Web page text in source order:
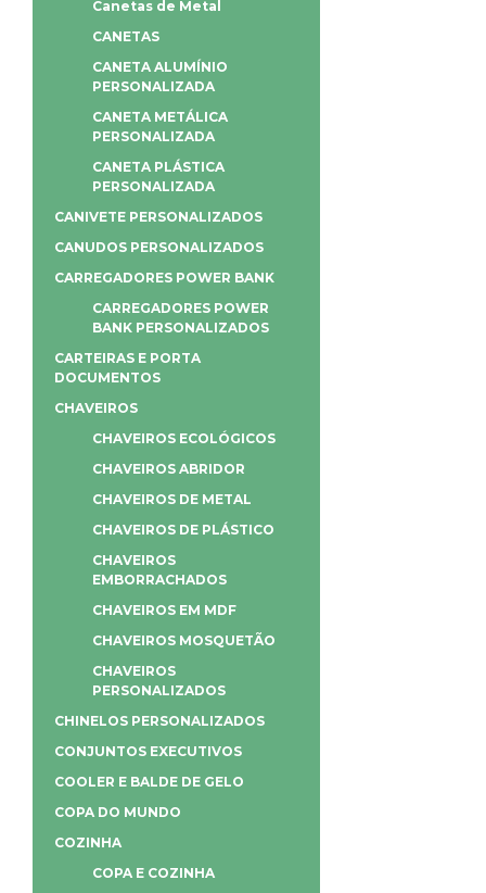
Canetas de Metal
CANETAS
CANETA ALUMÍNIO
PERSONALIZADA
CANETA METÁLICA
PERSONALIZADA
CANETA PLÁSTICA
PERSONALIZADA
CANIVETE PERSONALIZADOS
CANUDOS PERSONALIZADOS
CARREGADORES POWER BANK
CARREGADORES POWER
BANK PERSONALIZADOS
CARTEIRAS E PORTA
DOCUMENTOS
CHAVEIROS
CHAVEIROS ECOLÓGICOS
CHAVEIROS ABRIDOR
CHAVEIROS DE METAL
CHAVEIROS DE PLÁSTICO
CHAVEIROS
EMBORRACHADOS
CHAVEIROS EM MDF
CHAVEIROS MOSQUETÃO
CHAVEIROS
PERSONALIZADOS
CHINELOS PERSONALIZADOS
CONJUNTOS EXECUTIVOS
COOLER E BALDE DE GELO
COPA DO MUNDO
COZINHA
COPA E COZINHA